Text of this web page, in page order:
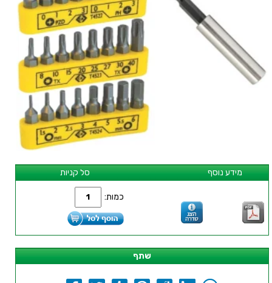
סל קניות מידע נוסף
כמות:
שתף